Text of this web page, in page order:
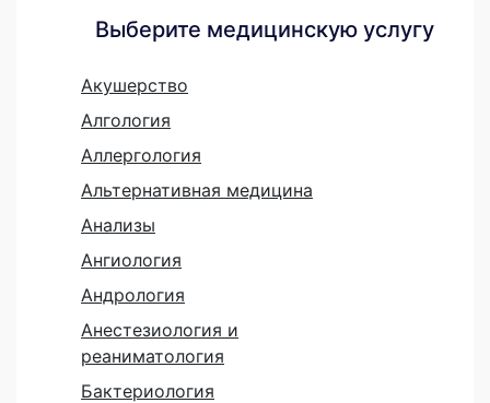
Выберите медицинскую услугу
Акушерство
Алгология
Аллергология
Альтернативная медицина
Анализы
Ангиология
Андрология
Анестезиология и
реаниматология
Бактериология